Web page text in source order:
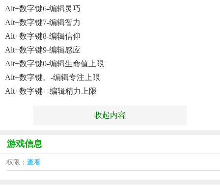
Alt+数字键6-编辑灵巧
Alt+数字键7-编辑智力
Alt+数字键8-编辑信仰
Alt+数字键9-编辑感应
Alt+数字键0-编辑生命值上限
Alt+数字键。-编辑专注上限
Alt+数字键+-编辑精力上限
收起内容
游戏信息
权限：查看